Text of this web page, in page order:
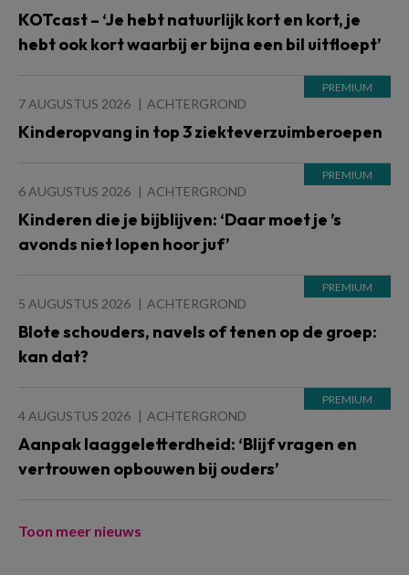
KOTcast – ‘Je hebt natuurlijk kort en kort, je
hebt ook kort waarbij er bijna een bil uitfloept’
7 AUGUSTUS 2026 ACHTERGROND
Kinderopvang in top 3 ziekteverzuimberoepen
6 AUGUSTUS 2026 ACHTERGROND
Kinderen die je bijblijven: ‘Daar moet je ’s
avonds niet lopen hoor juf’
5 AUGUSTUS 2026 ACHTERGROND
Blote schouders, navels of tenen op de groep:
kan dat?
4 AUGUSTUS 2026 ACHTERGROND
Aanpak laaggeletterdheid: ‘Blijf vragen en
vertrouwen opbouwen bij ouders’
Toon meer nieuws